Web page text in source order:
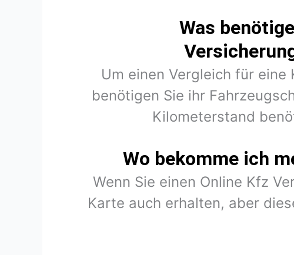
Was
Um einen Vergleich für eine
benötigen Sie ihr
Kilometerstand
Wo bekomme ich
Wenn Sie einen Online Kfz
Karte auch erhalten, aber